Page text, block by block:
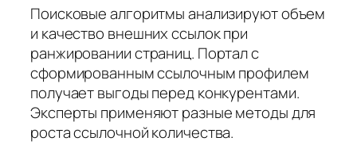
Поисковые алгоритмы анализируют объем
и качество внешних ссылок при
ранжировании страниц. Портал с
сформированным ссылочным профилем
получает выгоды перед конкурентами.
Эксперты применяют разные методы для
роста ссылочной количества.